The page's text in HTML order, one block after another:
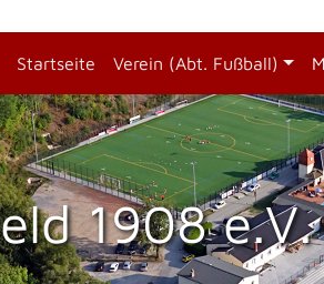
Startseite Verein (Abt. Fußball)
1908 e.V.